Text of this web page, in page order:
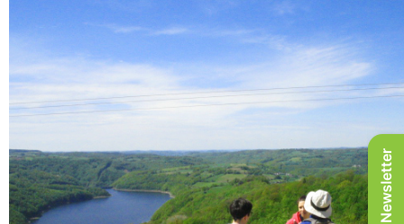
Newsletter